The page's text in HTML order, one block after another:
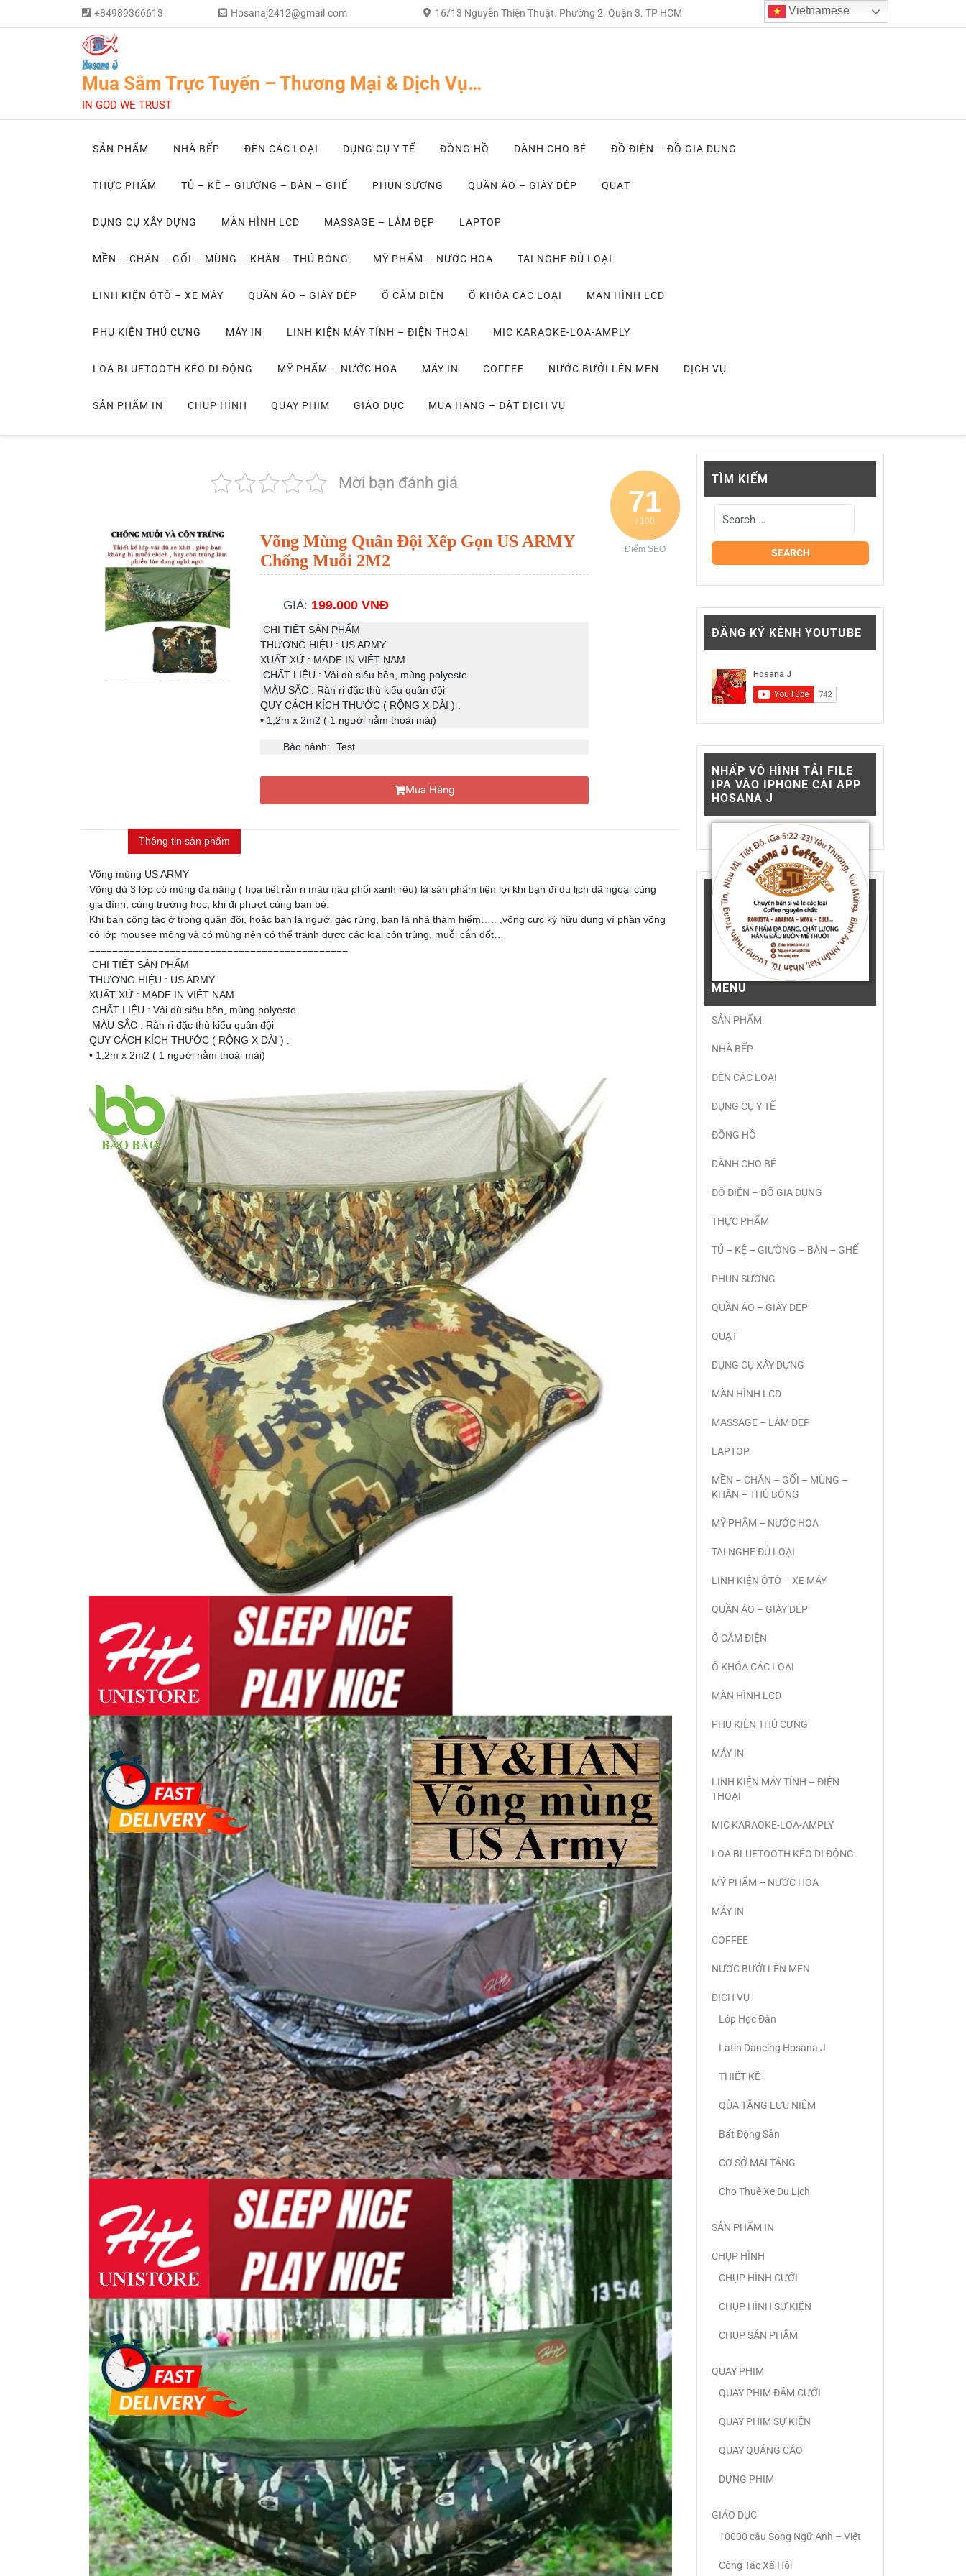
+84989366613 Hosanaj2412@gmail.com 16/13 Nguyễn Thiện Thuật. Phường 2. Quận 3. TP HCM
Mua Sắm Trực Tuyến – Thương Mại & Dịch Vụ…
IN GOD WE TRUST
SẢN PHẨM NHÀ BẾP ĐÈN CÁC LOẠI DỤNG CỤ Y TẾ ĐỒNG HỒ DÀNH CHO BÉ ĐỒ ĐIỆN – ĐỒ GIA DỤNG
THỰC PHẨM TỦ – KỆ – GIƯỜNG – BÀN – GHẾ PHUN SƯƠNG QUẦN ÁO – GIÀY DÉP QUẠT
DỤNG CỤ XÂY DỰNG MÀN HÌNH LCD MASSAGE – LÀM ĐẸP LAPTOP
MỀN – CHĂN – GỐI – MÙNG – KHĂN – THÚ BÔNG MỸ PHẨM – NƯỚC HOA TAI NGHE ĐỦ LOẠI
LINH KIỆN ÔTÔ – XE MÁY QUẦN ÁO – GIÀY DÉP Ổ CẮM ĐIỆN Ổ KHÓA CÁC LOẠI MÀN HÌNH LCD
PHỤ KIỆN THÚ CƯNG MÁY IN LINH KIỆN MÁY TÍNH – ĐIỆN THOẠI MIC KARAOKE-LOA-AMPLY
LOA BLUETOOTH KÉO DI ĐỘNG MỸ PHẨM – NƯỚC HOA MÁY IN COFFEE NƯỚC BƯỞI LÊN MEN DỊCH VỤ
SẢN PHẨM IN CHỤP HÌNH QUAY PHIM GIÁO DỤC MUA HÀNG – ĐẶT DỊCH VỤ
71
/ 100
Điểm SEO
Mời bạn đánh giá
Võng Mùng Quân Đội Xếp Gọn US ARMY
Chống Muỗi 2M2
GIÁ: 199.000 VNĐ
CHI TIẾT SẢN PHẨM
THƯƠNG HIỆU : US ARMY
XUẤT XỨ : MADE IN VIÊT NAM
CHẤT LIỆU : Vải dù siêu bền, mùng polyeste
MÀU SẮC : Rằn ri đặc thù kiểu quân đội
QUY CÁCH KÍCH THƯỚC ( RỘNG X DÀI ) :
• 1,2m x 2m2 ( 1 người nằm thoải mái)
Bảo hành: Test
Mua Hàng
Thông tin sản phẩm
Võng mùng US ARMY
Võng dù 3 lớp có mùng đa năng ( họa tiết rằn ri màu nâu phối xanh rêu) là sản phẩm tiện lợi khi bạn đi du lịch dã ngoại cùng
gia đình, cùng trường học, khi đi phượt cùng bạn bè.
Khi bạn công tác ở trong quân đội, hoặc bạn là người gác rừng, bạn là nhà thám hiểm….. ,võng cực kỳ hữu dụng vì phần võng
có lớp mousee mỏng và có mùng nên có thể tránh được các loại côn trùng, muỗi cắn đốt…
=============================================
CHI TIẾT SẢN PHẨM
THƯƠNG HIỆU : US ARMY
XUẤT XỨ : MADE IN VIÊT NAM
CHẤT LIỆU : Vải dù siêu bền, mùng polyeste
MÀU SẮC : Rằn ri đặc thù kiểu quân đội
QUY CÁCH KÍCH THƯỚC ( RỘNG X DÀI ) :
• 1,2m x 2m2 ( 1 người nằm thoải mái)
TÌM KIẾM
ĐĂNG KÝ KÊNH YOUTUBE
NHẤP VÔ HÌNH TẢI FILE
IPA VÀO IPHONE CÀI APP
HOSANA J
MENU
SẢN PHẨM
NHÀ BẾP
ĐÈN CÁC LOẠI
DỤNG CỤ Y TẾ
ĐỒNG HỒ
DÀNH CHO BÉ
ĐỒ ĐIỆN – ĐỒ GIA DỤNG
THỰC PHẨM
TỦ – KỆ – GIƯỜNG – BÀN – GHẾ
PHUN SƯƠNG
QUẦN ÁO – GIÀY DÉP
QUẠT
DỤNG CỤ XÂY DỰNG
MÀN HÌNH LCD
MASSAGE – LÀM ĐẸP
LAPTOP
MỀN – CHĂN – GỐI – MÙNG –
KHĂN – THÚ BÔNG
MỸ PHẨM – NƯỚC HOA
TAI NGHE ĐỦ LOẠI
LINH KIỆN ÔTÔ – XE MÁY
QUẦN ÁO – GIÀY DÉP
Ổ CẮM ĐIỆN
Ổ KHÓA CÁC LOẠI
MÀN HÌNH LCD
PHỤ KIỆN THÚ CƯNG
MÁY IN
LINH KIỆN MÁY TÍNH – ĐIỆN
THOẠI
MIC KARAOKE-LOA-AMPLY
LOA BLUETOOTH KÉO DI ĐỘNG
MỸ PHẨM – NƯỚC HOA
MÁY IN
COFFEE
NƯỚC BƯỞI LÊN MEN
DỊCH VỤ
Lớp Học Đàn
Latin Dancing Hosana J
THIẾT KẾ
QÙA TẶNG LƯU NIỆM
Bất Động Sản
CƠ SỞ MAI TÁNG
Cho Thuê Xe Du Lịch
SẢN PHẨM IN
CHỤP HÌNH
CHỤP HÌNH CƯỚI
CHỤP HÌNH SỰ KIỆN
CHỤP SẢN PHẨM
QUAY PHIM
QUAY PHIM ĐÁM CƯỚI
QUAY PHIM SỰ KIỆN
QUAY QUẢNG CÁO
DỰNG PHIM
GIÁO DỤC
10000 câu Song Ngữ Anh – Việt
Công Tác Xã Hội
Vietnamese